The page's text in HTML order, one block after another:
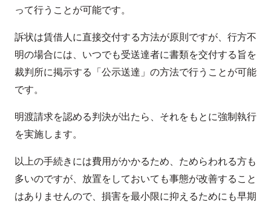
って行うことが可能です。
訴状は賃借人に直接交付する方法が原則ですが、行方不
明の場合には、いつでも受送達者に書類を交付する旨を
裁判所に掲示する「公示送達」の方法で行うことが可能
です。
明渡請求を認める判決が出たら、それをもとに強制執行
を実施します。
以上の手続きには費用がかかるため、ためらわれる方も
多いのですが、放置をしておいても事態が改善すること
はありませんので、損害を最小限に抑えるためにも早期